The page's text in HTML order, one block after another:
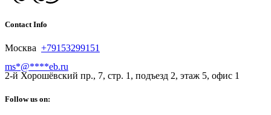
Contact Info
Москва +79153299151
ms*@****eb.ru
2-й Хорошёвский пр., 7, стр. 1, подъезд 2, этаж 5, офис 1
Follow us on: